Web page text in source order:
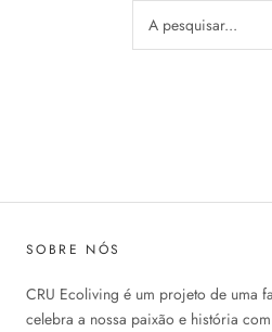
SOBRE NÓS
CRU Ecoliving é um projeto de uma
celebra a nossa paixão e história